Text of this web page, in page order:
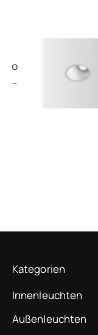
Kategorien
Innenleuchten
Außenleuchten